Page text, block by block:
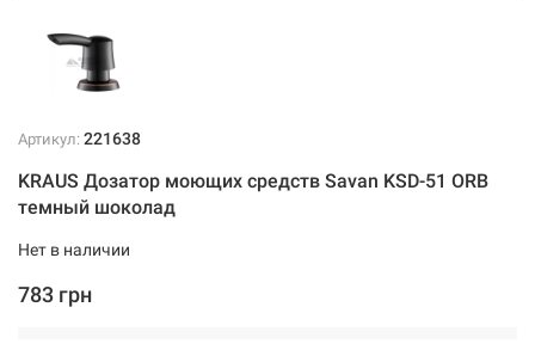
Артикул: 221638
KRAUS Дозатор моющих средств Savan KSD-51 ORB
темный шоколад
Нет в наличии
783 грн